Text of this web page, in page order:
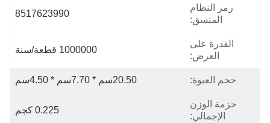
رمز النظام
المنسق:
8517623990
القدرة على
العرض:
1000000 قطعة/سنة
حجم العبوة: 20.50سم * 7.70سم * 4.50سم
حزمة الوزن
الإجمالي:
0.225 كجم